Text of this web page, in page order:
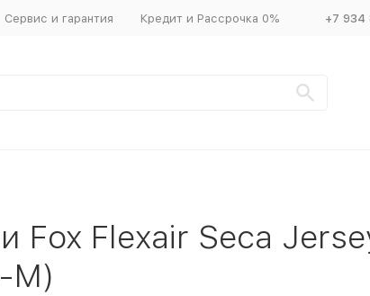
Сервис и гарантия Кредит и Рассрочка 0% +7 934
Fox Flexair Seca
M)